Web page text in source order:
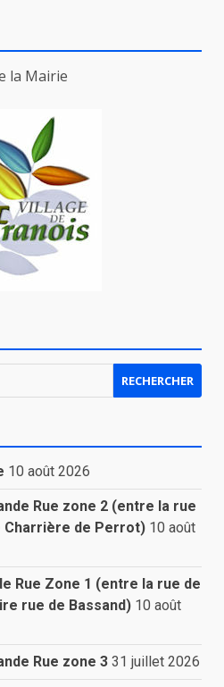
la Mairie
10 août 2026
Rue zone 2 (entre la rue
Charrière de Perrot) 10 août
Rue Zone 1 (entre la rue de
rue de Bassand) 10 août
Rue zone 3 31 juillet 2026